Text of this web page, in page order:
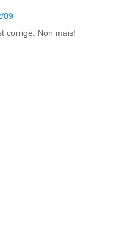
09
corrigé. Non mais!